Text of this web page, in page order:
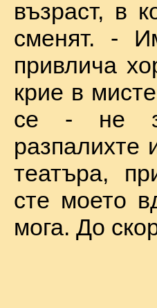
възраст, в
сменят. -
привлича
крие в
се - не
разпалихте
театъра,
сте моето
мога. До